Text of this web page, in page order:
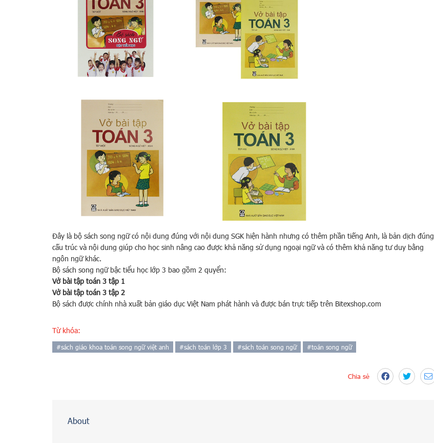
Đây là bộ sách song ngữ có nội dung đúng với nội dung SGK hiện hành nhưng có thêm phần tiếng Anh, là bản dịch đúng
cấu trúc và nội dung giúp cho học sinh nâng cao được khả năng sử dụng ngoại ngữ và có thêm khả năng tư duy bằng
ngôn ngữ khác.
Bộ sách song ngữ bậc tiểu học lớp 3 bao gồm 2 quyển:
Vở bài tập toán 3 tập 1
Vở bài tập toán 3 tập 2
Bộ sách được chính nhà xuất bản giáo dục Việt Nam phát hành và được bán trực tiếp trên Bitexshop.com
Từ khóa:
#sách giáo khoa toán song ngữ việt anh #sách toán lớp 3 #sách toán song ngữ #toán song ngữ
Chia sẻ
About